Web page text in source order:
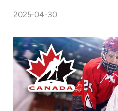
2025-04-30